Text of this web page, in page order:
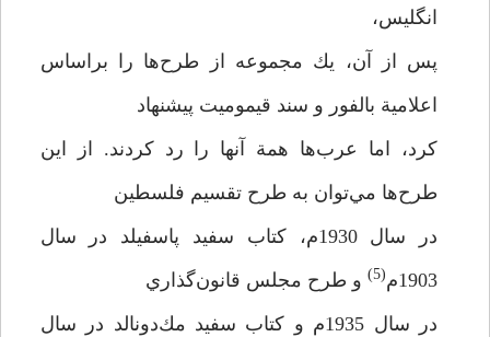
انگليس،
پس از آن، يك مجموعه از طرح‌ها را براساس
اعلامية بالفور و سند قيموميت پيشنهاد
كرد، اما عرب‌ها همة آنها را رد كردند. از اين
طرح‌ها مي‌توان به طرح تقسيم فلسطين
در سال 1930م، كتاب سفيد پاسفيلد در سال
1903م
(5)
و طرح مجلس قانون‌گذاري
در سال 1935م و كتاب سفيد مك‌دونالد در سال